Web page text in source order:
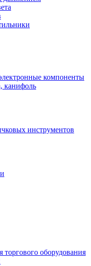
компоненты
канифоль
инструментов
оборудования